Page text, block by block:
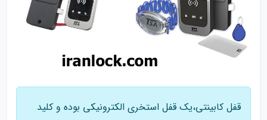
قفل کابینتی،یک قفل استخری الکترونیکی بوده و کلید